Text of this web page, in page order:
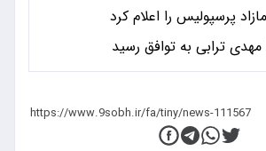
پرسپولیس را اعلام کرد
ترابی به توافق رسید